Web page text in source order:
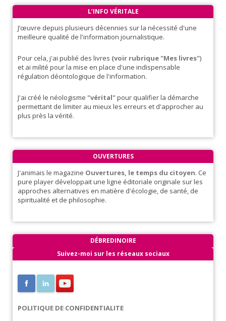
L’INFO VÉRITALE
J’œuvre depuis plusieurs décennies sur la nécessité d'une
meilleure qualité de l'information journalistique.
Pour cela, j'ai publié des livres (voir rubrique "Mes livres")
et ai milité pour la mise en place d'une indispensable
régulation déontologique de l'information.
J'ai créé le néologisme "vérital"pour qualifier la démarche
permettant de limiter au mieux les erreurs et d'approcher au
plus près la vérité.
OUVERTURES
J'animais le magazine Ouvertures, le temps du citoyen. Ce
pure player développait une ligne éditoriale originale sur les
approches alternatives en matière d'écologie, de santé, de
spiritualité et de philosophie.
DÉBREDINOIRE
Suivez-moi sur les réseaux sociaux
POLITIQUE DE CONFIDENTIALITE